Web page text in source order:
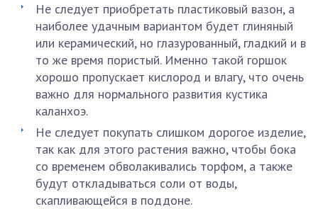
Не следует приобретать пластиковый вазон, а
наиболее удачным вариантом будет глиняный
или керамический, но глазурованный, гладкий и в
то же время пористый. Именно такой горшок
хорошо пропускает кислород и влагу, что очень
важно для нормального развития кустика
каланхоэ.
Не следует покупать слишком дорогое изделие,
так как для этого растения важно, чтобы бока
со временем обволакивались торфом, а также
будут откладываться соли от воды,
скапливающейся в поддоне.